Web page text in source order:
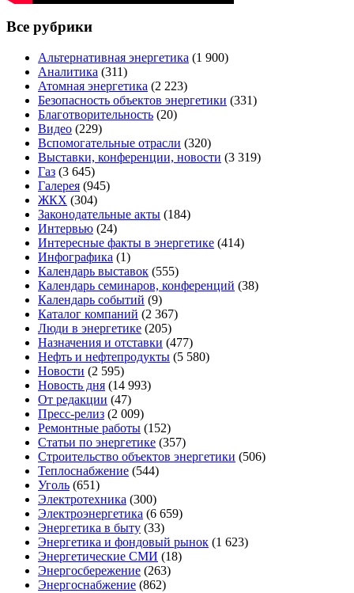
Все рубрики
Альтернативная энергетика (1 900)
Аналитика (311)
Атомная энергетика (2 223)
Безопасность объектов энергетики (331)
Благотворительность (20)
Видео (229)
Вспомогательные отрасли (320)
Выставки, конференции, новости (3 319)
Газ (3 645)
Галерея (945)
ЖКХ (304)
Законодательные акты (184)
Интервью (24)
Интересные факты в энергетике (414)
Инфографика (1)
Календарь выставок (555)
Календарь семинаров, конференций (38)
Календарь событий (9)
Каталог компаний (2 367)
Люди в энергетике (205)
Назначения и отставки (477)
Нефть и нефтепродукты (5 580)
Новости (2 595)
Новость дня (14 993)
От редакции (47)
Пресс-релиз (2 009)
Ремонтные работы (152)
Статьи по энергетике (357)
Строительство объектов энергетики (506)
Теплоснабжение (544)
Уголь (651)
Электротехника (300)
Электроэнергетика (6 659)
Энергетика в быту (33)
Энергетика и фондовый рынок (1 623)
Энергетические СМИ (18)
Энергосбережение (263)
Энергоснабжение (862)